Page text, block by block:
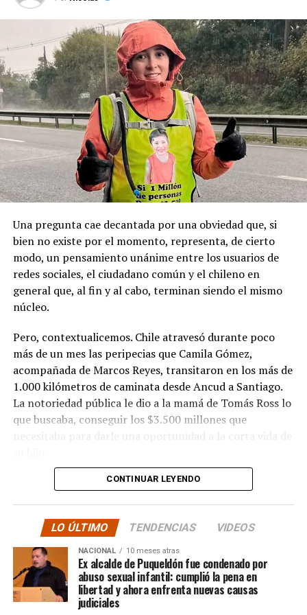
El caso generó una profunda conmoción en la comuna
de Puqueldón, donde Montecinos ejerció como
autoridad y mantenía vínculos con sectores políticos
locales, principalmente de derecha.
Pese a la gravedad a la gravedad de los hechos, no se
registraron declaraciones públicas de su partido ni
sanciones políticas posteriores.
buscamos es que esta fecha sea un feriado regional
permanente y se haga justicia con esta posesión
geopolítica que es tan importante”.
Recordemos que el 21 de Septiembre de 1883 se produjo
la Toma de Posesión del Estrecho de Magallanes, donde
el capitán Juan Guillermos y 23 tripulantes a bordo de la
Goleta de Guerra Ancud de la Armada tomaron posesión
de estas tierras patagónicas donde izaron la bandera
nacional declarando este territorio como parte de Chile.
Una pregunta cae decantada por una obviedad que, si
bien no existe por el momento, representa, de cierto
modo, un pensamiento unánime entre los usuarios de
redes sociales, el ciudadano común y el chileno en
general que, al fin y al cabo, terminan siendo el mismo
núcleo.
Pero, contextualicemos. Chile atravesó durante poco
más de un mes las peripecias que Camila Gómez,
acompañada de Marcos Reyes, transitaron en los más de
1.000 kilómetros de caminata desde Ancud a Santiago.
La notoriedad pública le dio a la mamá de Tomás Ross lo
que buscaba, conseguir los $3.500 millones que
necesitaba para darle una oportunidad a la corta vida de
La solidaridad y empatía de los chilenos en cada paso
sino que se superó con creces. De hecho, el último
cómputo dado a conocer reveló la suma total de
$3.689.545.200.
Según Camila Gómez, el excedente de casi $200
millones sería destinadopara los costos médicos
asociados al suministro del Elevidys «porque los 3.500
CONTINUAR LEYENDO
LO ÚLTIMO TENDENCIAS VIDEOS
NACIONAL 10 meses atras
Ex alcalde de Puqueldón fue condenado por
abuso sexual infantil: cumplió la pena en
libertad y ahora enfrenta nuevas causas
judiciales